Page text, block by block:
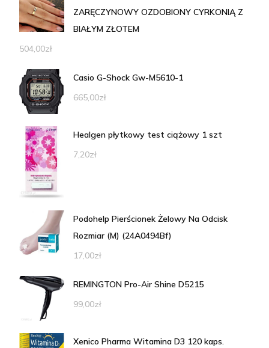
ZARĘCZYNOWY OZDOBIONY CYRKONIĄ Z
BIAŁYM ZŁOTEM
504,00zł
Casio G-Shock Gw-M5610-1
665,00zł
Healgen płytkowy test ciążowy 1 szt
7,20zł
Podohelp Pierścionek Żelowy Na Odcisk
Rozmiar (M) (24A0494Bf)
17,00zł
REMINGTON Pro-Air Shine D5215
99,00zł
Xenico Pharma Witamina D3 120 kaps.